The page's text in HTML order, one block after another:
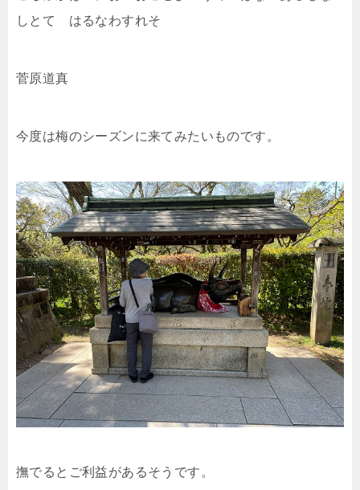
しとて はるなわすれそ
菅原道真
今度は梅のシーズンに来てみたいものです。
撫でるとご利益があるそうです。